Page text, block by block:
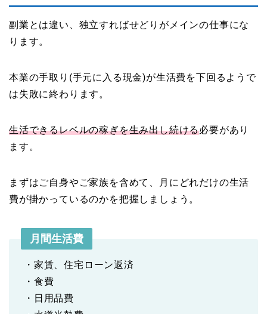
副業とは違い、独立すればせどりがメインの仕事にな
ります。
本業の手取り(手元に入る現金)が生活費を下回るようで
は失敗に終わります。
生活できるレベルの稼ぎを生み出し続ける必要があり
ます。
まずはご自身やご家族を含めて、月にどれだけの生活
費が掛かっているのかを把握しましょう。
月間生活費
・家賃、住宅ローン返済
・食費
・日用品費